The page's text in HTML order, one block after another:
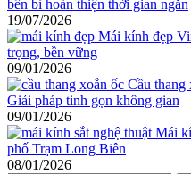
bền bỉ hoàn thiện thời gian ngắn
19/07/2026
Mái kính đẹp
trọng, bền vững
09/01/2026
Cầu thang
Giải pháp tinh gọn không gian
09/01/2026
Mái
phố Trạm Long Biên
08/01/2026